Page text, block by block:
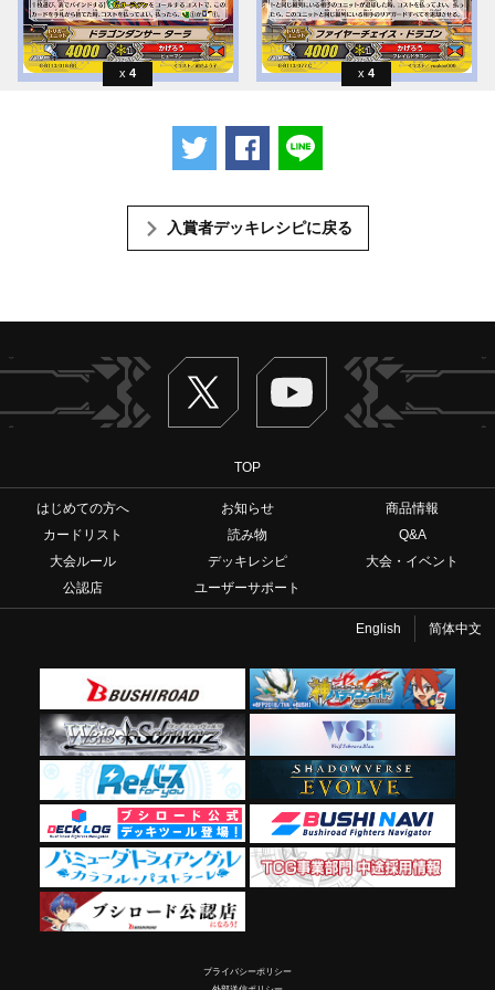
4 4
ツイートするFacebookでシェアする
入賞者デッキレシピに戻る
Twitter ヴァンガードch
TOP
はじめての方へ お知らせ
商品情報
カードリスト
読み物
Q&A
大会ルール
デッキレシピ
大会・イベント
公認店
ユーザーサポート
English 简体中文
プライバシーポリシー